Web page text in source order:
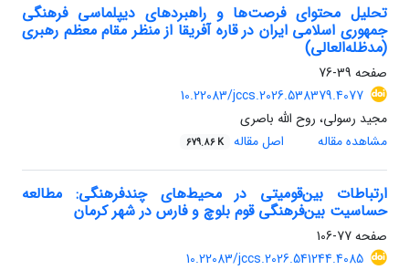
تحلیل محتوای فرصت‌ها و راهبردهای دیپلماسی فرهنگی
جمهوری اسلامی ایران در قاره آفریقا از منظر مقام معظم رهبری
(مدظله‌العالی)
صفحه 39-76
10.22083/jccs.2026.538379.4077
مجید رسولی، روح الله باصری
مشاهده مقاله
اصل مقاله 679.86 K
ارتباطات بین‌قومیتی در محیط‌های چندفرهنگی: مطالعه
حساسیت بین‌فرهنگی قوم بلوچ و فارس در شهر کرمان
صفحه77-106
10.22083/jccs.2026.541244.4085